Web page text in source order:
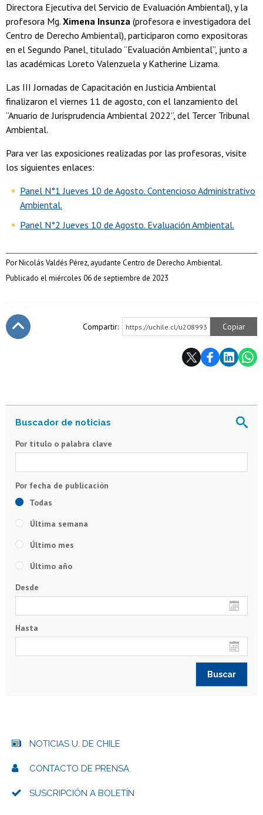
Directora Ejecutiva del Servicio de Evaluación Ambiental), y la
profesora Mg. Ximena Insunza (profesora e investigadora del
Centro de Derecho Ambiental), participaron como expositoras
en el Segundo Panel, titulado “Evaluación Ambiental”, junto a
las académicas Loreto Valenzuela y Katherine Lizama.
Las III Jornadas de Capacitación en Justicia Ambiental
finalizaron el viernes 11 de agosto, con el lanzamiento del
“Anuario de Jurisprudencia Ambiental 2022”, del Tercer Tribunal
Ambiental.
Para ver las exposiciones realizadas por las profesoras, visite
los siguientes enlaces:
Panel N°1 Jueves 10 de Agosto. Contencioso Administrativo
Ambiental.
Panel N°2 Jueves 10 de Agosto. Evaluación Ambiental.
Por Nicolás Valdés Pérez, ayudante Centro de Derecho Ambiental.
Publicado el miércoles 06 de septiembre de 2023
Compartir: https://uchile.cl/u208993 Copiar
Por título o palabra clave
Todas
Última semana
Último mes
Último año
Desde
Hasta
NOTICIAS U. DE CHILE
CONTACTO DE PRENSA
SUSCRIPCIÓN A BOLETÍN